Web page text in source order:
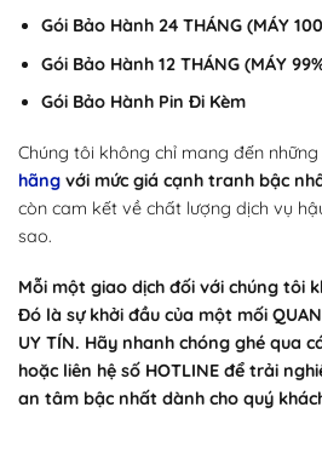
Gói Bảo Hành 24 THÁNG (MÁY
Gói Bảo Hành 12 THÁNG (MÁY
Gói Bảo Hành Pin Đi Kèm
Chúng tôi không chỉ mang đến
hãng với mức giá cạnh tranh bậc
còn cam kết về chất lượng dịch vụ
sao.
Mỗi một giao dịch đối với chúng tôi
Đó là sự khởi đầu của một mối
UY TÍN. Hãy nhanh chóng ghé qua
hoặc liên hệ số HOTLINE để trải
an tâm bậc nhất dành cho quý